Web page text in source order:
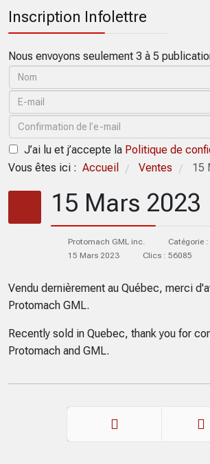
Inscription Infolettre
Nous envoyons seulement 3 à 5
J’ai lu et j’accepte la Politique de
Vous êtes ici : Accueil / Ventes / 15
15 Mars 2023
Protomach GML inc. Catégorie :
15 Mars 2023
Clics : 56085
Vendu dernièrement au Québec, merci
Protomach GML.
Recently sold in Quebec, thank you for
Protomach and GML.